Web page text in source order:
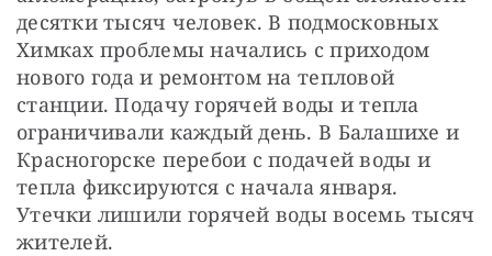
десятки тысяч человек. В подмосковных
Химках проблемы начались с приходом
нового года и ремонтом на тепловой
станции. Подачу горячей воды и тепла
ограничивали каждый день. В Балашихе и
Красногорске перебои с подачей воды и
тепла фиксируются с начала января.
Утечки лишили горячей воды восемь тысяч
жителей.